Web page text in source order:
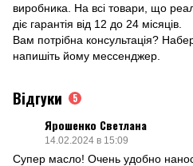
виробника. На всі товари, що
діє гарантія від 12 до 24 місяців.
Вам потрібна консультація?
напишіть йому мессенджер.
Відгуки 5
Ярошенко Светлана
14.02.2024 в 15:09
Супер масло! Очень удобно